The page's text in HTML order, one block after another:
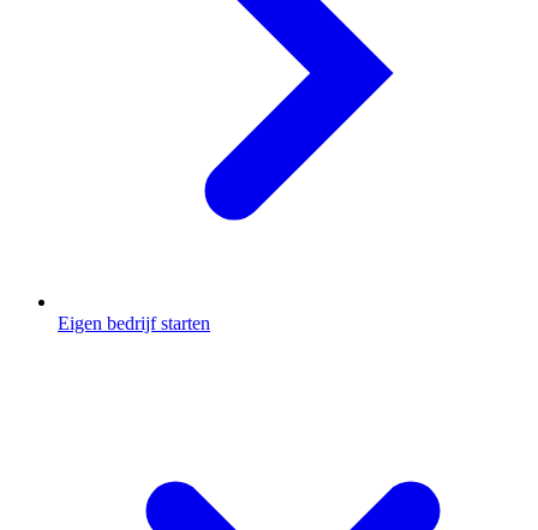
Eigen bedrijf starten